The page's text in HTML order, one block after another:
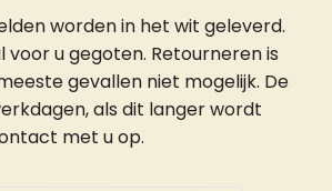
worden in het wit geleverd.
voor u gegoten. Retourneren is
gevallen niet mogelijk. De
als dit langer wordt
met u op.